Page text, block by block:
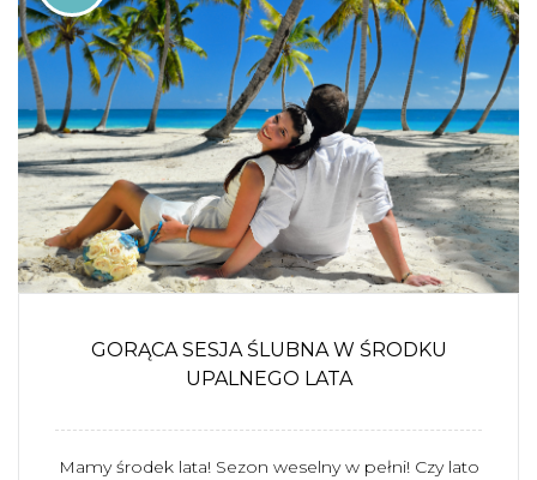
GORĄCA SESJA ŚLUBNA W ŚRODKU
UPALNEGO LATA
Mamy środek lata! Sezon weselny w pełni! Czy lato